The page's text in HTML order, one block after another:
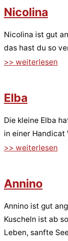
Nicolina
Nicolina ist gut
das hast du so
>> weiterlesen
Elba
Die kleine Elba
in einer Handicat
>> weiterlesen
Annino
Annino ist gut
Kuscheln ist ab
Leben, sanfte